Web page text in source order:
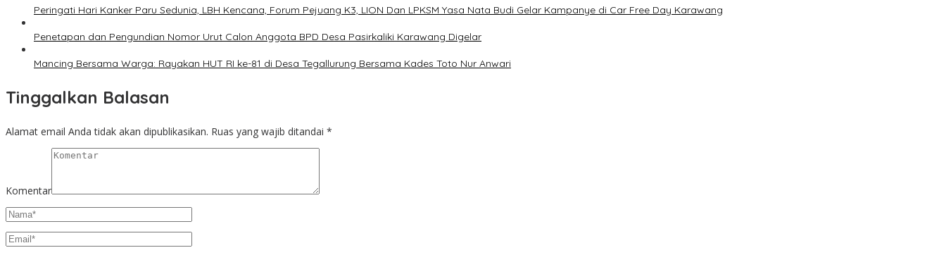
Peringati Hari Kanker Paru Sedunia, LBH Kencana, Forum Pejuang K3, LION Dan LPKSM Yasa Nata Budi Gelar Kampanye di Car Free Day Karawang
Penetapan dan Pengundian Nomor Urut Calon Anggota BPD Desa Pasirkaliki Karawang Digelar
Mancing Bersama Warga: Rayakan HUT RI ke-81 di Desa Tegallurung Bersama Kades Toto Nur Anwari
Tinggalkan Balasan
Alamat email Anda tidak akan dipublikasikan. Ruas yang wajib ditandai *
Komentar